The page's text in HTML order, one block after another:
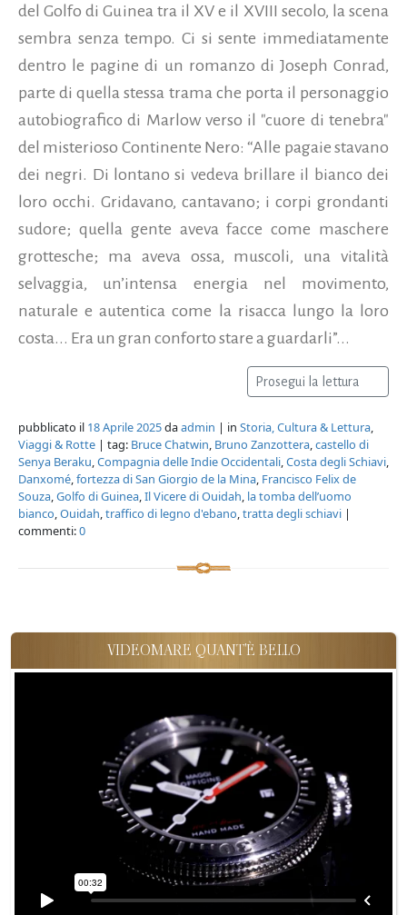
del Golfo di Guinea tra il XV e il XVIII secolo, la scena
sembra senza tempo. Ci si sente immediatamente
dentro le pagine di un romanzo di Joseph Conrad,
parte di quella stessa trama che porta il personaggio
autobiografico di Marlow verso il "cuore di tenebra"
del misterioso Continente Nero: “Alle pagaie stavano
dei negri. Di lontano si vedeva brillare il bianco dei
loro occhi. Gridavano, cantavano; i corpi grondanti
sudore; quella gente aveva facce come maschere
grottesche; ma aveva ossa, muscoli, una vitalità
selvaggia, un’intensa energia nel movimento,
naturale e autentica come la risacca lungo la loro
costa... Era un gran conforto stare a guardarli”...
Prosegui la lettura
pubblicato il 18 Aprile 2025daadmin | in Storia, Cultura & Lettura,
Viaggi & Rotte | tag: Bruce Chatwin, Bruno Zanzottera,castello di
Senya Beraku,Compagnia delle Indie Occidentali,Costa degli Schiavi,
Danxomé,fortezza di San Giorgio de la Mina, Francisco Felix de
Souza,Golfo di Guinea,Il Vicere di Ouidah, la tomba dell’uomo
bianco,Ouidah,traffico di legno d'ebano,tratta degli schiavi |
commenti:0
VIDEOMARE QUANT'È BELLO